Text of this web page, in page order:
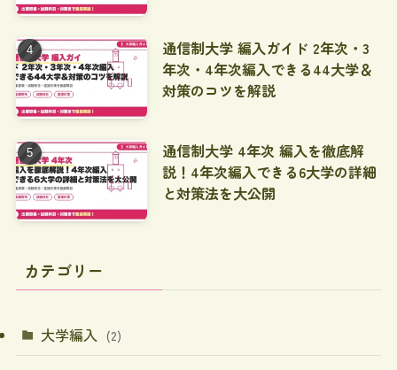
通信制大学 編入ガイド 2年次・3
年次・4年次編入できる44大学＆
対策のコツを解説
通信制大学 4年次 編入を徹底解
説！4年次編入できる6大学の詳細
と対策法を大公開
カテゴリー
大学編入 (2)